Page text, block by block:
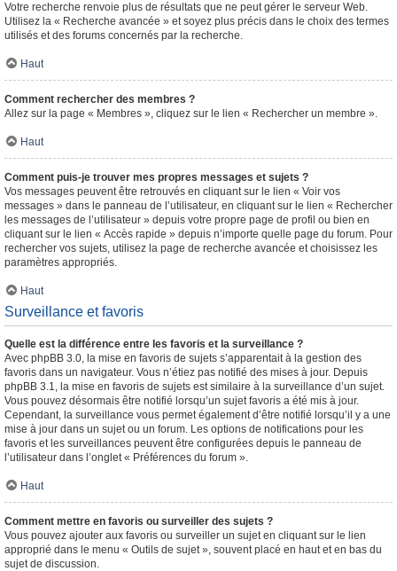
Votre recherche renvoie plus de résultats que ne peut gérer le serveur Web.
Utilisez la « Recherche avancée » et soyez plus précis dans le choix des termes
utilisés et des forums concernés par la recherche.
Haut
Comment rechercher des membres ?
Allez sur la page « Membres », cliquez sur le lien « Rechercher un membre ».
Haut
Comment puis-je trouver mes propres messages et sujets ?
Vos messages peuvent être retrouvés en cliquant sur le lien « Voir vos
messages » dans le panneau de l’utilisateur, en cliquant sur le lien « Rechercher
les messages de l’utilisateur » depuis votre propre page de profil ou bien en
cliquant sur le lien « Accès rapide » depuis n’importe quelle page du forum. Pour
rechercher vos sujets, utilisez la page de recherche avancée et choisissez les
paramètres appropriés.
Haut
Surveillance et favoris
Quelle est la différence entre les favoris et la surveillance ?
Avec phpBB 3.0, la mise en favoris de sujets s’apparentait à la gestion des
favoris dans un navigateur. Vous n’étiez pas notifié des mises à jour. Depuis
phpBB 3.1, la mise en favoris de sujets est similaire à la surveillance d’un sujet.
Vous pouvez désormais être notifié lorsqu’un sujet favoris a été mis à jour.
Cependant, la surveillance vous permet également d’être notifié lorsqu’il y a une
mise à jour dans un sujet ou un forum. Les options de notifications pour les
favoris et les surveillances peuvent être configurées depuis le panneau de
l’utilisateur dans l’onglet « Préférences du forum ».
Haut
Comment mettre en favoris ou surveiller des sujets ?
Vous pouvez ajouter aux favoris ou surveiller un sujet en cliquant sur le lien
approprié dans le menu « Outils de sujet », souvent placé en haut et en bas du
sujet de discussion.